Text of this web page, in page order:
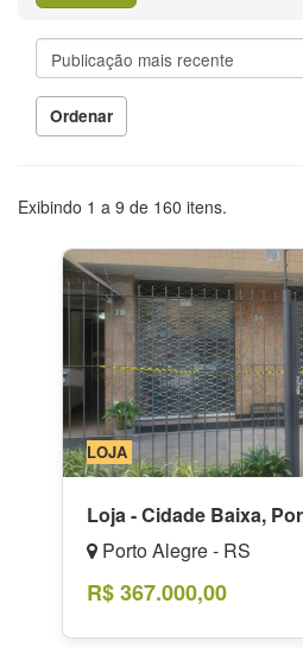
Ordenar
Exibindo 1 a 9 de 160 itens.
LOJA
Loja - Cidade Baixa,
Porto Alegre - RS
R$ 367.000,00